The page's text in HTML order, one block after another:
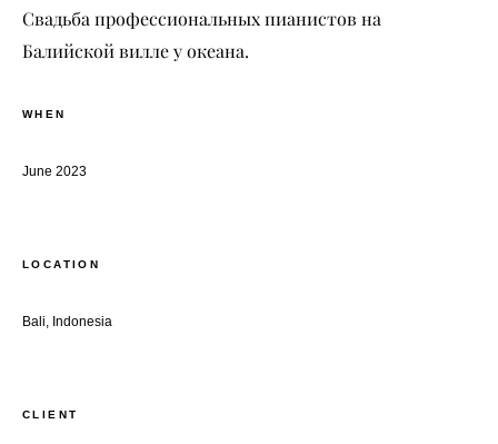
Свадьба профессиональных пианистов на
Балийской вилле у океана.
WHEN
June 2023
LOCATION
Bali, Indonesia
CLIENT